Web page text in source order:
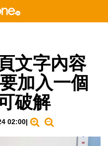
文字內容
加入一個
破解
02:00|